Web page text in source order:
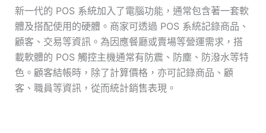
新一代的 POS 系統加入了電腦功能，通常包含著一套軟
體及搭配使用的硬體。商家可透過 POS 系統記錄商品、
顧客、交易等資訊。為因應餐廳或賣場等營運需求，搭
載軟體的 POS 觸控主機通常有防震、防塵、防潑水等特
色。顧客結帳時，除了計算價格，亦可記錄商品、顧
客、職員等資訊，從而統計銷售表現。